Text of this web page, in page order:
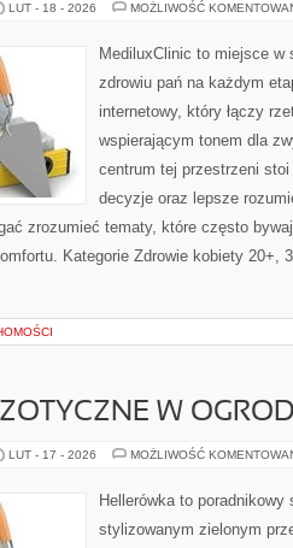
LUT - 18 - 2026 MOŻLIWOŚĆ
MediluxClinic to miejsce
zdrowiu pań na każdym
internetowy, który łączy
wspierającym tonem dla
centrum tej przestrzeni
decyzje oraz lepsze
zrozumieć tematy, które często
Kategorie Zdrowie kobiety 20+,
W
LUT - 17 - 2026 MOŻLIWOŚĆ
Hellerówka to poradnikowy
stylizowanym zielonym